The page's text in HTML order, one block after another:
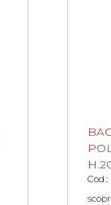
Cod.:
scopri